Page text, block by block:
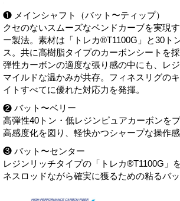
❶ メインシャフト（バット〜ティップ）
クセのないスムーズなベンドカーブを実現
ー製法。素材は「トレカ®T1100G」と30ト
ス。共に高樹脂タイプのカーボンシートを
弾性カーボンの適度な張り感の中にも、レ
マイルドな温かみが共存。フィネスリグの
イトすべてに優れた対応力を発揮。
❷ バット〜ベリー
高弾性40トン・低レジンピュアカーボンを
高感度化を図り、軽快かつシャープな操作感
❸ バット〜センター
レジンリッチタイプの「トレカ®T1100G」
ネスロッドながら確実に獲るための粘るバッ